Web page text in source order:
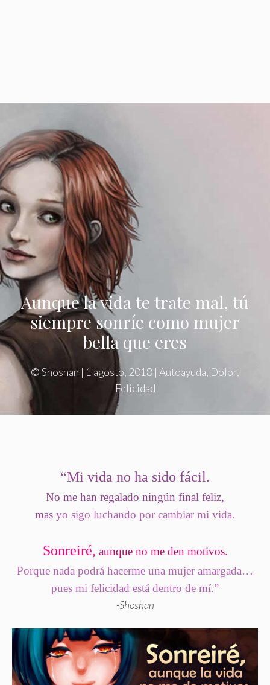
Aunque la vida te trate mal, tú
siempre sonríe como mujer
bella que eres
©Shoshan | 1 agosto, 2018 | Autoayuda, Dolor,
Felicidad
“Mi vida no ha sido fácil.
No me han regalado ningún final feliz,
mas yo sigo luchando por cambiar mi vida.
Sonreiré, aunque no me den motivos.
Porque nada podrá hacerme una mujer amargada…
pues mi felicidad está dentro de mí.”
-Shoshan